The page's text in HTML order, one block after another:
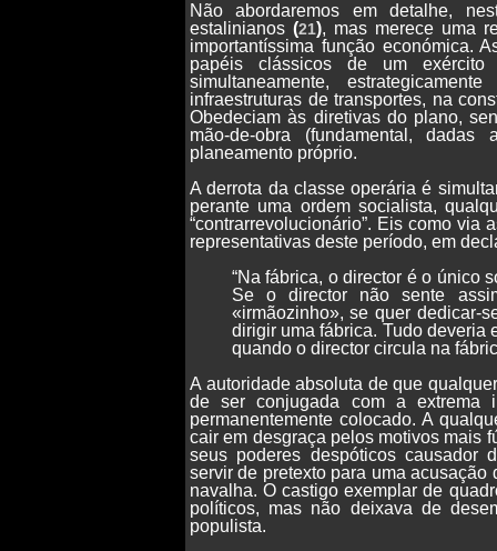
Não abordaremos em detalhe,
estalinianos (21), mas merece uma
importantíssima função económica.
papéis clássicos de um
simultaneamente,
infraestruturas de transportes, na
Obedeciam às diretivas do plano,
mão-de-obra (fundamental,
planeamento próprio.
A derrota da classe operária é
perante uma ordem socialista,
“contrarrevolucionário”. Eis como via
representativas deste período, em
“Na fábrica, o director é o único
Se o director não sente
«irmãozinho», se quer dedicar-
dirigir uma fábrica. Tudo deveria
quando o director circula na
A autoridade absoluta de que
de ser conjugada com a extrema
permanentemente colocado. A
cair em desgraça pelos motivos mais
seus poderes despóticos causador
servir de pretexto para uma acusação
navalha. O castigo exemplar de
políticos, mas não deixava de
populista.